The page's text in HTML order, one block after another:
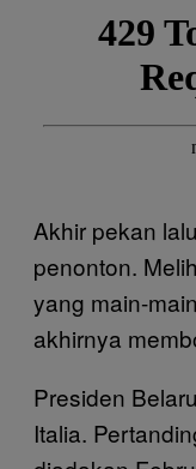
Akhir pekan
penonton.
yang main-
akhirnya
Presiden
Italia.